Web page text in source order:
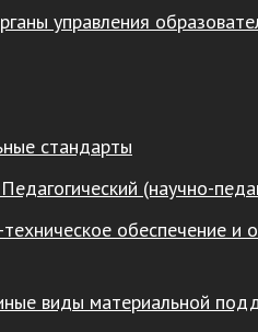
управления
стандарты
(научно-
обеспечение и
виды материальной